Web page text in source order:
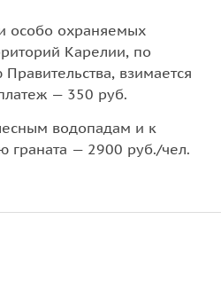
особо охраняемых
Карелии, по
взимается
— 350 руб.
водопадам и к
граната — 2900 руб./чел.